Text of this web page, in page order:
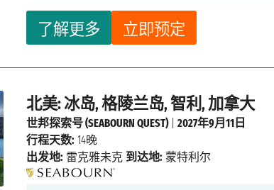
了解更多 立即预定
北美: 冰岛, 格陵兰岛, 智利, 加拿大
世邦探索号 (SEABOURN QUEST)|2027年9月11日
行程天数: 14晚
出发地: 雷克雅未克 到达地: 蒙特利尔